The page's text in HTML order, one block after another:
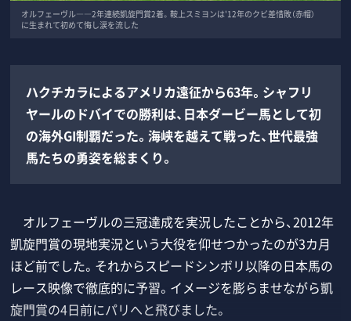
オルフェーヴル――2年連続凱旋門賞2着。鞍上スミヨンは'12年のクビ差惜敗（赤帽）
に生まれて初めて悔し涙を流した
ハクチカラによるアメリカ遠征から63年。シャフリ
ヤールのドバイでの勝利は、日本ダービー馬として初
の海外GI制覇だった。海峡を越えて戦った、世代最強
馬たちの勇姿を総まくり。
オルフェーヴルの三冠達成を実況したことから、2012年
凱旋門賞の現地実況という大役を仰せつかったのが3カ月
ほど前でした。それからスピードシンボリ以降の日本馬の
レース映像で徹底的に予習。イメージを膨らませながら凱
旋門賞の4日前にパリへと飛びました。